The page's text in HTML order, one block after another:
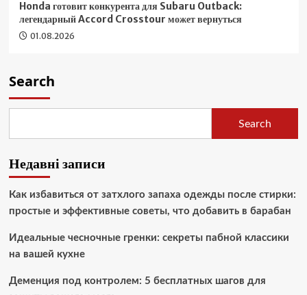
Honda готовит конкурента для Subaru Outback:
легендарный Accord Crosstour может вернуться
01.08.2026
Search
Search
Недавні записи
Как избавиться от затхлого запаха одежды после стирки:
простые и эффективные советы, что добавить в барабан
Идеальные чесночные гренки: секреты пабной классики
на вашей кухне
Деменция под контролем: 5 бесплатных шагов для